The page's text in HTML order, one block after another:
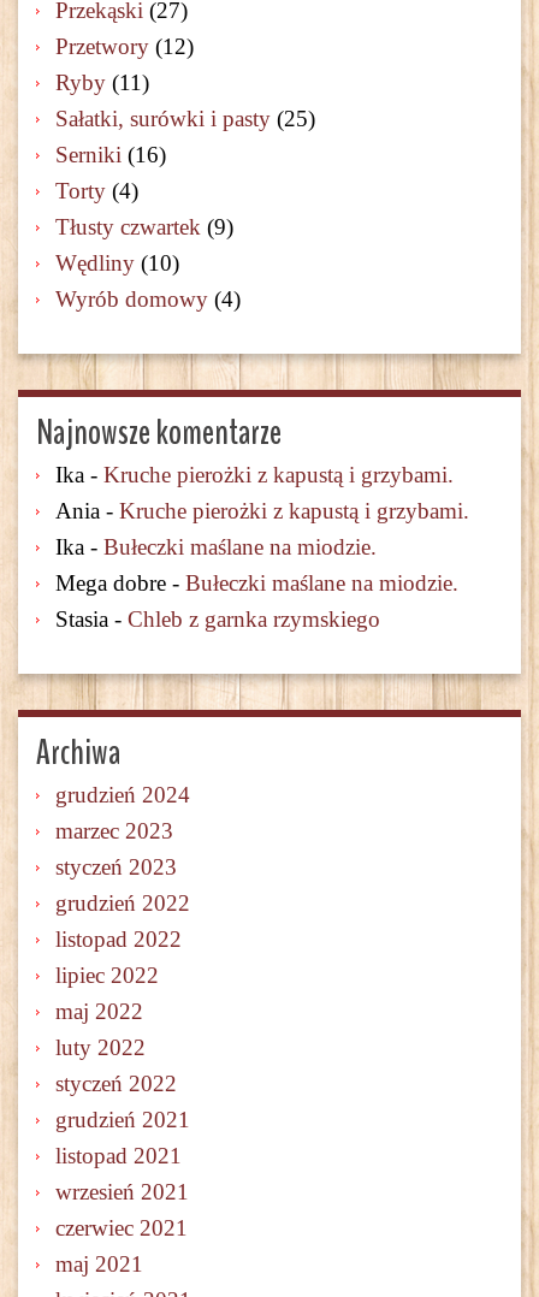
Przekąski (27)
Przetwory (12)
Ryby (11)
Sałatki, surówki i pasty (25)
Serniki (16)
Torty (4)
Tłusty czwartek (9)
Wędliny (10)
Wyrób domowy (4)
Najnowsze komentarze
Ika - Kruche pierożki z kapustą i grzybami.
Ania - Kruche pierożki z kapustą i grzybami.
Ika - Bułeczki maślane na miodzie.
Mega dobre - Bułeczki maślane na miodzie.
Stasia - Chleb z garnka rzymskiego
Archiwa
grudzień 2024
marzec 2023
styczeń 2023
grudzień 2022
listopad 2022
lipiec 2022
maj 2022
luty 2022
styczeń 2022
grudzień 2021
listopad 2021
wrzesień 2021
czerwiec 2021
maj 2021